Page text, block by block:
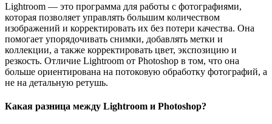
Lightroom — это программа для работы с фотографиями,
которая позволяет управлять большим количеством
изображений и корректировать их без потери качества. Она
помогает упорядочивать снимки, добавлять метки и
коллекции, а также корректировать цвет, экспозицию и
резкость. Отличие Lightroom от Photoshop в том, что она
больше ориентирована на потоковую обработку фотографий, а
не на детальную ретушь.
Какая разница между Lightroom и Photoshop?